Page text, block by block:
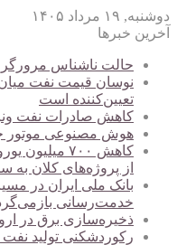
دوشنبه, ۱۹ مرداد ۱۴۰۵
آخرین خبرها
حالت ناشناس مرورگر
نوسان قیمت نفت
تعیین‌کننده است
کاهش صادرات نفت
هوش مصنوعی موتور
کاهش ۷۰۰
از پروژه‌های کلان به
بانک ملی ایران در
خدمت‌رسانی
ذخیره‌سازی برق در اروپا ۳ برابر
رکوردشکنی تولید